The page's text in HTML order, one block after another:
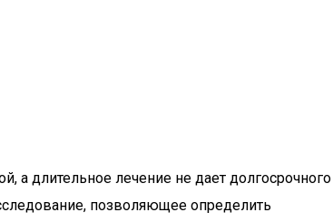
а длительное лечение не дает долгосрочного
позволяющее определить